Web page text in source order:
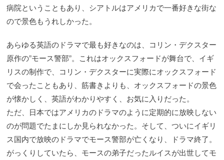
病院ということもあり、シアトルはアメリカで一番好きな街な
ので景色もうれしかった。
あらゆる英語のドラマで最も好きなのは、コリン・デクスター
原作の”モース警部”。これはオックスフォードが舞台で、イギ
リスの制作で、コリン・デクスターに実際にオックスフォード
で会ったこともあり、筋書きよりも、オックスフォードの景色
が懐かしく、英語がわかりやすく、お気に入りだった。
ただ、日本ではアメリカのドラマのように定期的に放映しない
のが問題でたまにしか見られなかった。そして、ついにイギリ
ス国内で放映のドラマでモース警部が亡くなり、ドラマ終了。
がっくりしていたら、モースの弟子だったルイスが出世してモ